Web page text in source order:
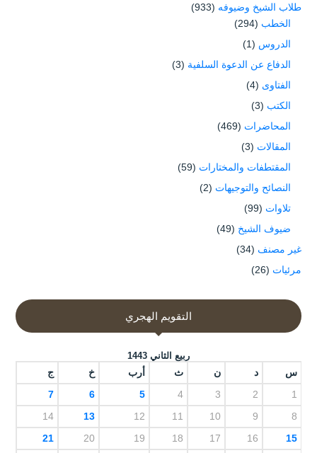
طلاب الشيخ وضيوفه (933)
الخطب (294)
الدروس (1)
الدفاع عن الدعوة السلفية (3)
الفتاوى (4)
الكتب (3)
المحاضرات (469)
المقالات (3)
المقتطفات والمختارات (59)
النصائح والتوجيهات (2)
تلاوات (99)
ضيوف الشيخ (49)
غير مصنف (34)
مرئيات (26)
التقويم الهجري
ربيع الثاني 1443
س د ن ث أرب خ ج
1
2
3
4
5
6
7
8
9
10
11
12
13
14
15
16
17
18
19
20
21